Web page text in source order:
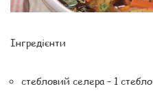
Інгредієнти
стебловий селера – 1 стебло